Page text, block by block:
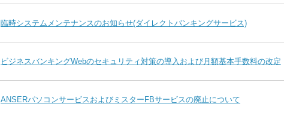
臨時システムメンテナンスのお知らせ(ダイレクトバンキングサービス)
ビジネスバンキングWebのセキュリティ対策の導入および月額基本手数料の改定
ANSERパソコンサービスおよびミスターFBサービスの廃止について